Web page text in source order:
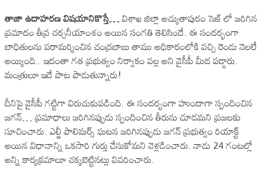
తాజా ఉదాహరణ విషయానికొస్తే…విశాఖ జిల్లా అచ్యుతాపురం సెజ్ లో జరిగిన
ప్రమాదం తీవ్ర చర్చనీయాంశం అయిన సంగతి తెలిసిందే. ఈ సందర్భంగా
బాధితులను పరామర్శించిన చంద్రబాబు తాము అధికారంలోకి వచ్చి రెండు నెలలే
అయ్యింది.. ఇదంతా గత ప్రభుత్వం నిర్వాకం వల్ల అని వైసీపీ మీద పడ్డారు.
మంత్రులూ ఇదే పాట పాడుతున్నారు!
దీనిపై వైసీపీ గట్టిగా విరుచుకుపడింది. ఈ సందర్భంగా హుందాగా స్పందించిన
జగన్… ప్రమాధాలు జరిగినప్పుడు స్పందించిన తీరును చూడమని ప్రజలకు
సూచించారు. ఎల్జీ పాలిమర్స్ ఘటన జరిగినప్పుడు జగన్ ప్రభుత్వం రియాక్ట్
అయిన విధానాన్ని ఒకసారి గుర్తు చేసుకోమని వెళ్లడించారు. నాడు 24 గంటల్లో
అన్ని కార్యక్రమాలూ చక్కబెట్టినట్లు వివరించారు.